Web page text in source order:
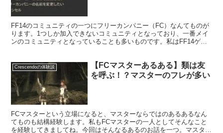
FF14のコミュニティの一つにフリーカンパニー（FC）なんてものが
ります。1つしか加入できないコミュニティとなっており、一番メイ
ンのコミュニティとなっていることも多いものです。私はFF14ゲー
Crescendoの体験談
【FCマスターあるある】類は友
を呼ぶ！？マスターのフレが多い
FCマスターという立場になると、マスターならではのあるあるなん
てものも結構経験します。私もFCマスターの一人としてそんなこと
を経験してきましてね。今回はそんなるあるのお話を一つ。マスター